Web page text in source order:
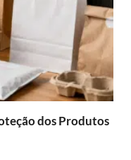
dos Produtos